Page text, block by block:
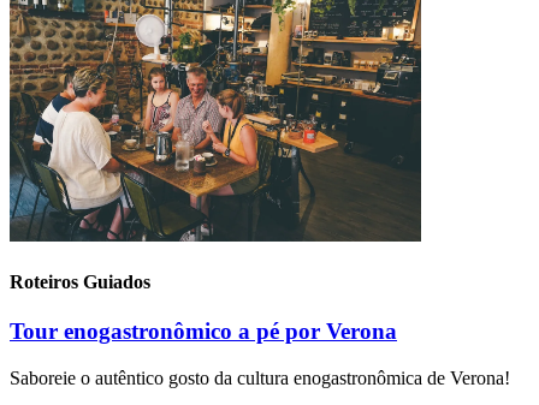
Roteiros Guiados
Tour enogastronômico a pé por Verona
Saboreie o autêntico gosto da cultura enogastronômica de Verona!